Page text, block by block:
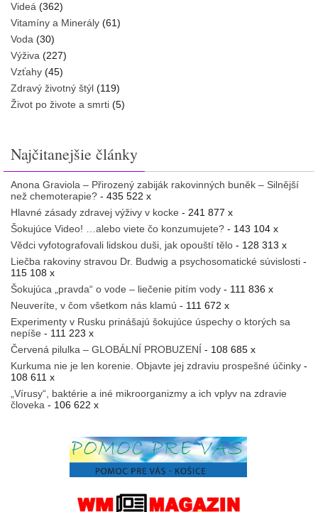
Videá (362)
Vitamíny a Minerály (61)
Voda (30)
Výživa (227)
Vzťahy (45)
Zdravý životný štýl (119)
Život po živote a smrti (5)
Najčitanejšie články
Anona Graviola – Přirozený zabiják rakovinných buněk – Silnější
než chemoterapie? - 435 522 x
Hlavné zásady zdravej výživy v kocke - 241 877 x
Šokujúce Video! …alebo viete čo konzumujete? - 143 104 x
Vědci vyfotografovali lidskou duši, jak opouští tělo - 128 313 x
Liečba rakoviny stravou Dr. Budwig a psychosomatické súvislosti -
115 108 x
Šokujúca „pravda“ o vode – liečenie pitím vody - 111 836 x
Neuveríte, v čom všetkom nás klamú - 111 672 x
Experimenty v Rusku prinášajú šokujúce úspechy o ktorých sa
nepíše - 111 223 x
Červená pilulka – GLOBÁLNÍ PROBUZENÍ - 108 685 x
Kurkuma nie je len korenie. Objavte jej zdraviu prospešné účinky -
108 611 x
„Vírusy“, baktérie a iné mikroorganizmy a ich vplyv na zdravie
človeka - 106 622 x